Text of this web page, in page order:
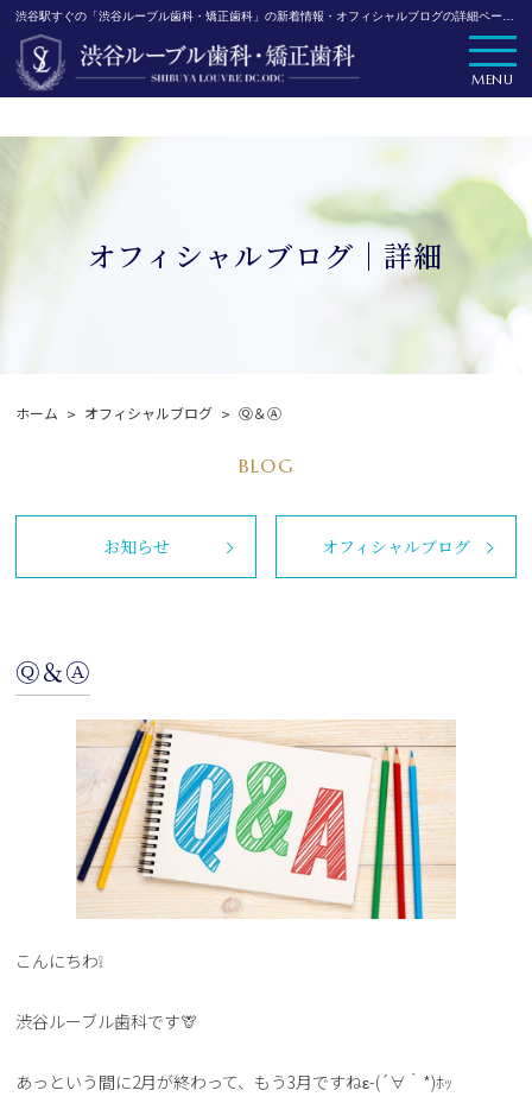
MENU
オフィシャルブログ｜詳細
ホーム オフィシャルブログ Ⓠ＆Ⓐ
BLOG
お知らせ オフィシャルブログ
Ⓠ＆Ⓐ
こんにちわ❕
渋谷ルーブル歯科です🦒
あっという間に2月が終わって、もう3月ですねε-(´∀｀*)ﾎｯ